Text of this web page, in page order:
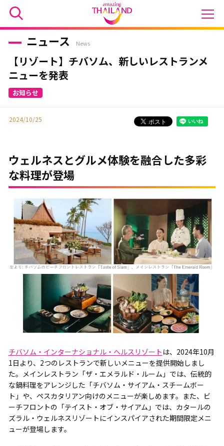
ニュース News
【リゾート】チバソム、新しいレストランメ
ニューを発表
2024/10/25
ウェルネスとグルメ体験を融合した多彩
な料理が登場
チバソム・インターナショナル・ヘルスリゾート は、2024年10月
1日より、2つのレストランで新しいメニューを提供開始しまし
た。メインレストラン「ザ・エメラルド・ルーム」では、伝統的
な鍋料理をアレンジした「チバソム・サイアム・スチームボー
ト」や、ペスカタリアン向けのメニューが楽しめます。また、ビ
ーチフロントの「テイスト・オブ・サイアム」では、カタールの
ズラル・ウェルネスリゾートにインスパイアされた期間限定メニ
ューが登場します。